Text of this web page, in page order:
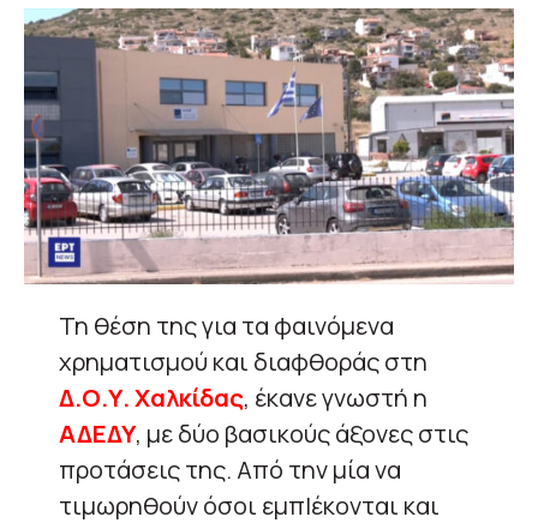
Τη θέση της για τα φαινόμενα
χρηματισμού και διαφθοράς στη
Δ.Ο.Υ. Χαλκίδας, έκανε γνωστή η
ΑΔΕΔΥ, με δύο βασικούς άξονες στις
προτάσεις της. Από την μία να
τιμωρηθούν όσοι εμπlέκονται και